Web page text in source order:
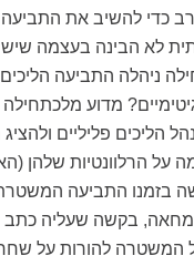
כדי להשיב את
לא הבינה בעצמה
ניהלה התביעה הליכים
מדוע
הליכים פליליים ולהציג
הרלוונטיות שלהן
דרשה בזמנו התביעה
14 פעילי מחאה, בקשה שעליה
על המשטרה להורות על